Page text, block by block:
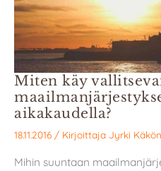
Miten käy
aikakaudella?
18.11.2016 / Kirjoittaja Jyrki
Mihin suuntaan